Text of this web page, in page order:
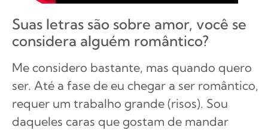
Suas letras são sobre amor, você se
considera alguém romântico?
Me considero bastante, mas quando quero
ser. Até a fase de eu chegar a ser romântico,
requer um trabalho grande (risos). Sou
daqueles caras que gostam de mandar